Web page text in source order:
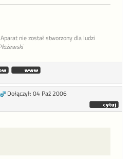
nie został stworzony dla ludzi
Dołączył: 04 Paź 2006